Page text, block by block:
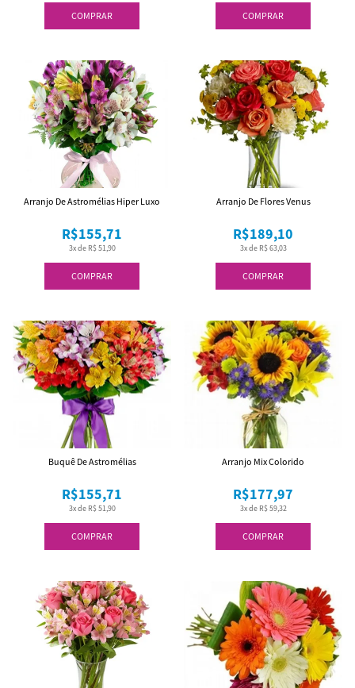
COMPRAR COMPRAR
COMPRAR
3x de R$ 51,90
R$155,71
Arranjo De Astromélias Hiper Luxo
COMPRAR
3x de R$ 63,03
R$189,10
Arranjo De Flores Venus
COMPRAR
3x de R$ 51,90
R$155,71
Buquê De Astromélias
COMPRAR
3x de R$ 59,32
R$177,97
Arranjo Mix Colorido